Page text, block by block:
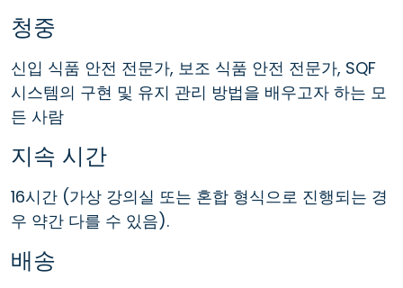
청중
신입 식품 안전 전문가, 보조 식품 안전 전문가, SQF
시스템의 구현 및 유지 관리 방법을 배우고자 하는 모
든 사람
지속 시간
16시간 (가상 강의실 또는 혼합 형식으로 진행되는 경
우 약간 다를 수 있음).
배송